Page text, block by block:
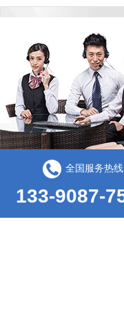
影像测量仪的使用领域和
全国服务热线
133-9087-